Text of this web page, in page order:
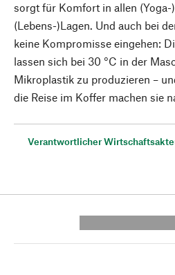
sorgt für Komfort in allen (Yoga-
(Lebens-)Lagen. Und auch bei
keine Kompromisse eingehen:
lassen sich bei 30 °C in der
Mikroplastik zu produzieren –
die Reise im Koffer machen sie
Verantwortlicher